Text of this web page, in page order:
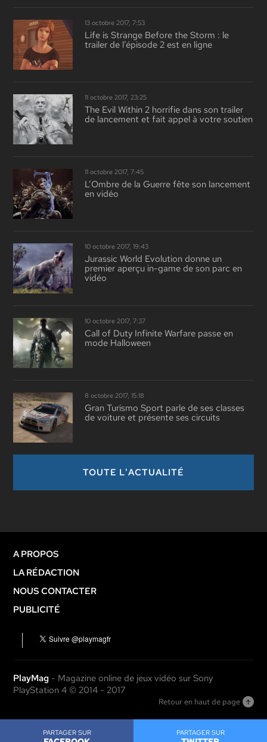
PARTAGER SUR PARTAGER SUR
13 octobre 2017, 7:53
Life is Strange Before the Storm : le
trailer de l’épisode 2 est en ligne
11 octobre 2017, 23:25
The Evil Within 2 horrifie dans son trailer
de lancement et fait appel à votre soutien
11 octobre 2017, 7:45
L’Ombre de la Guerre fête son lancement
en vidéo
10 octobre 2017, 19:43
Jurassic World Evolution donne un
premier aperçu in-game de son parc en
vidéo
10 octobre 2017, 7:37
Call of Duty Infinite Warfare passe en
mode Halloween
8 octobre 2017, 15:18
Gran Turismo Sport parle de ses classes
de voiture et présente ses circuits
TOUTE L'ACTUALITÉ
A PROPOS
LA RÉDACTION
NOUS CONTACTER
PUBLICITÉ
PlayMag - Magazine online de jeux vidéo sur Sony
PlayStation 4 © 2014 - 2017
Retour en haut de page